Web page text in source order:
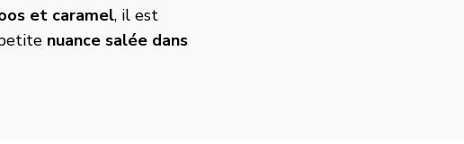
et caramel, il est
nuance salée dans